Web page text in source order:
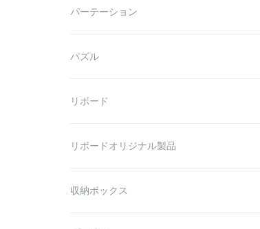
パーテーション
パズル
リボード
リボードオリジナル製品
収納ボックス